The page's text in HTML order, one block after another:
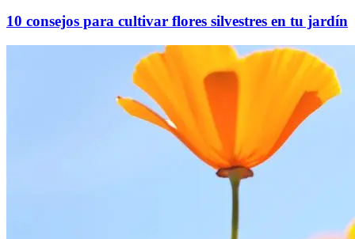
10 consejos para cultivar flores silvestres en tu jardín